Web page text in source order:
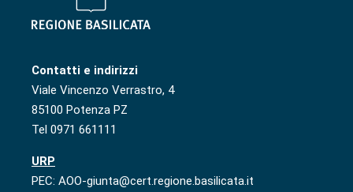
Contatti e indirizzi
Viale Vincenzo Verrastro, 4
85100 Potenza PZ
Tel 0971 661111
URP
PEC: AOO-giunta@cert.regione.basilicata.it